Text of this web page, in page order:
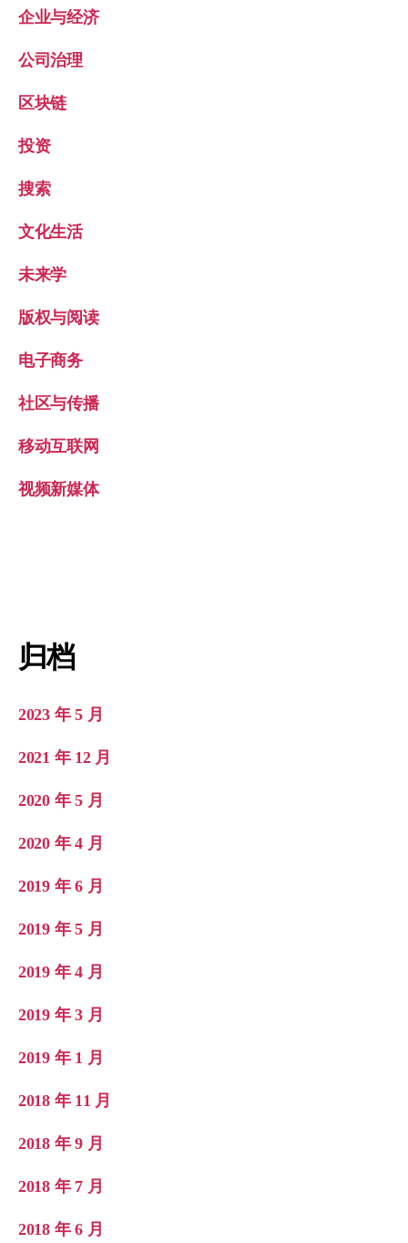
企业与经济
公司治理
区块链
投资
搜索
文化生活
未来学
版权与阅读
电子商务
社区与传播
移动互联网
视频新媒体
归档
2023 年 5 月
2021 年 12 月
2020 年 5 月
2020 年 4 月
2019 年 6 月
2019 年 5 月
2019 年 4 月
2019 年 3 月
2019 年 1 月
2018 年 11 月
2018 年 9 月
2018 年 7 月
2018 年 6 月